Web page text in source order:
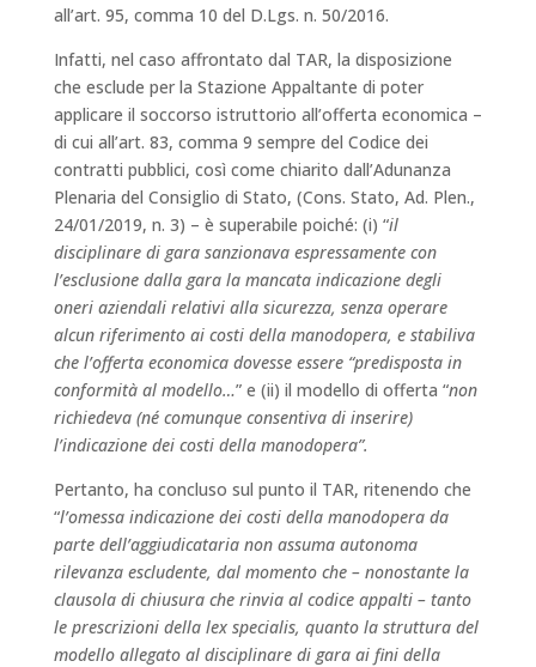
all’art. 95, comma 10 del D.Lgs. n. 50/2016.
Infatti, nel caso affrontato dal TAR, la disposizione
che esclude per la Stazione Appaltante di poter
applicare il soccorso istruttorio all’offerta economica –
di cui all’art. 83, comma 9 sempre del Codice dei
contratti pubblici, così come chiarito dall’Adunanza
Plenaria del Consiglio di Stato, (Cons. Stato, Ad. Plen.,
24/01/2019, n. 3) – è superabile poiché: (i) “il
disciplinare di gara sanzionava espressamente con
l’esclusione dalla gara la mancata indicazione degli
oneri aziendali relativi alla sicurezza, senza operare
alcun riferimento ai costi della manodopera, e stabiliva
che l’offerta economica dovesse essere “predisposta in
conformità al modello…” e (ii) il modello di offerta “non
richiedeva (né comunque consentiva di inserire)
l’indicazione dei costi della manodopera”.
Pertanto, ha concluso sul punto il TAR, ritenendo che
“l’omessa indicazione dei costi della manodopera da
parte dell’aggiudicataria non assuma autonoma
rilevanza escludente, dal momento che – nonostante la
clausola di chiusura che rinvia al codice appalti – tanto
le prescrizioni della lex specialis, quanto la struttura del
modello allegato al disciplinare di gara ai fini della